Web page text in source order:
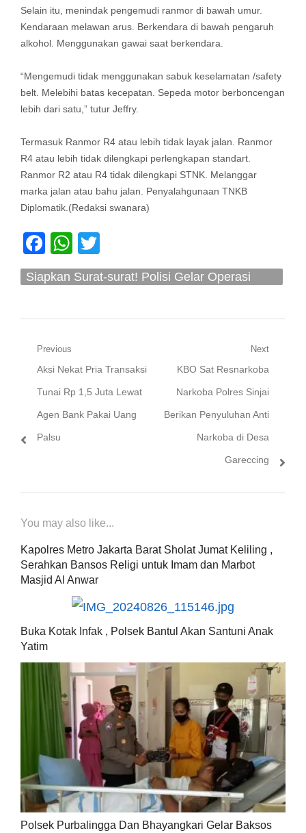
Selain itu, menindak pengemudi ranmor di bawah umur.
Kendaraan melawan arus. Berkendara di bawah pengaruh
alkohol. Menggunakan gawai saat berkendara.
“Mengemudi tidak menggunakan sabuk keselamatan /safety
belt. Melebihi batas kecepatan. Sepeda motor berboncengan
lebih dari satu,” tutur Jeffry.
Termasuk Ranmor R4 atau lebih tidak layak jalan. Ranmor
R4 atau lebih tidak dilengkapi perlengkapan standart.
Ranmor R2 atau R4 tidak dilengkapi STNK. Melanggar
marka jalan atau bahu jalan. Penyalahgunaan TNKB
Diplomatik.(Redaksi swanara)
Facebook
WhatsApp
Siapkan Surat-surat! Polisi Gelar Operasi
Navigasi
pos
Previous
Previous
post:
Aksi Nekat Pria Transaksi
Tunai Rp 1,5 Juta Lewat
Agen Bank Pakai Uang
Palsu
Next
Next
post:
KBO Sat Resnarkoba
Narkoba Polres Sinjai
Berikan Penyuluhan Anti
Narkoba di Desa
Gareccing
You may also like...
Kapolres Metro Jakarta Barat Sholat Jumat Keliling ,
Serahkan Bansos Religi untuk Imam dan Marbot
Masjid Al Anwar
Buka Kotak Infak , Polsek Bantul Akan Santuni Anak
Yatim
Polsek Purbalingga Dan Bhayangkari Gelar Baksos